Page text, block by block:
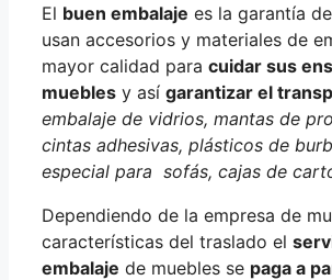
El buen embalaje es la garantía
usan accesorios y materiales de
mayor calidad para cuidar sus
muebles y así garantizar el
embalaje de vidrios, mantas de
cintas adhesivas, plásticos de
especial para sofás, cajas de
Dependiendo de la empresa de
características del traslado el
embalaje de muebles se paga a